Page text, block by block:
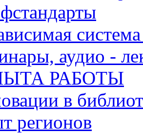
аудио -
РАБОТЫ
в
регионов